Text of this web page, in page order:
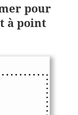
pour
à point